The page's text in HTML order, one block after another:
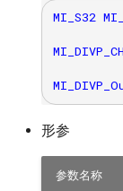
MI_S32
形参
参数名称